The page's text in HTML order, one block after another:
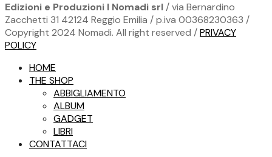
prodotto
ha
più
varianti.
possono
essere
scelte
nella
pagina
del
prodotto
Edizioni e Produzioni I Nomadi srl/ via Bernardino
Zacchetti 31 42124 Reggio Emilia / p.iva 00368230363 /
Copyright 2024 Nomadi. All right reserved /PRIVACY
POLICY
HOME
THE SHOP
ABBIGLIAMENTO
ALBUM
GADGET
LIBRI
CONTATTACI